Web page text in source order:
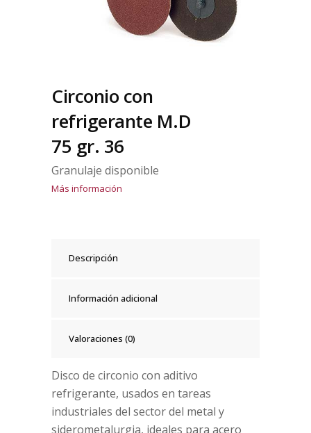
Circonio con
refrigerante M.D
75 gr. 36
Granulaje disponible
Más información
Descripción
Información adicional
Valoraciones (0)
Disco de circonio con aditivo
refrigerante, usados en tareas
industriales del sector del metal y
siderometalurgia, ideales para acero